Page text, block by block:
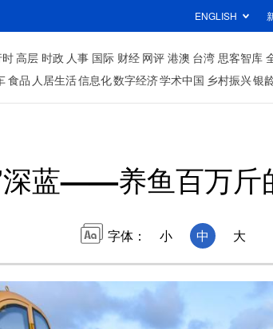
ENGLISH
高层 时政 人事 国际 财经 网评 港澳 台湾 思客智库
食品 人居生活信息化数字经济学术中国 乡村振兴银
深蓝——养鱼百万斤
字体： 小 中 大